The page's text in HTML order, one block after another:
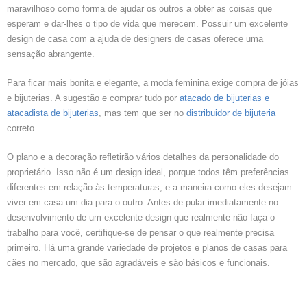
maravilhoso como forma de ajudar os outros a obter as coisas que
esperam e dar-lhes o tipo de vida que merecem. Possuir um excelente
design de casa com a ajuda de designers de casas oferece uma
sensação abrangente.
Para ficar mais bonita e elegante, a moda feminina exige compra de jóias
e bijuterias. A sugestão e comprar tudo por atacado de bijuterias e
atacadista de bijuterias, mas tem que ser no distribuidor de bijuteria
correto.
O plano e a decoração refletirão vários detalhes da personalidade do
proprietário. Isso não é um design ideal, porque todos têm preferências
diferentes em relação às temperaturas, e a maneira como eles desejam
viver em casa um dia para o outro. Antes de pular imediatamente no
desenvolvimento de um excelente design que realmente não faça o
trabalho para você, certifique-se de pensar o que realmente precisa
primeiro. Há uma grande variedade de projetos e planos de casas para
cães no mercado, que são agradáveis ​​e são básicos e funcionais.